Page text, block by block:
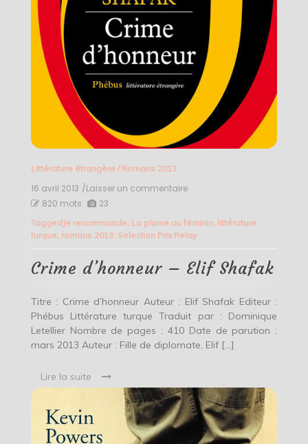
Littérature étrangère/ Romans 2013
16 avril 2013 /Laisser un commentaireon
–
Elif
820 mots 23
Tagged Je recommande, La plume au féminin, littérature
turque, romans 2013, Selection Prix Relay
Crime d’honneur – Elif Shafak
Titre : Crime d’honneur Auteur : Elif Shafak Editeur :
Phébus Littérature turque Traduit par : Dominique
Letellier Nombre de pages : 410 Date de parution :
mars 2013 Auteur : Fille de diplomate, Elif […]
Lire la suite